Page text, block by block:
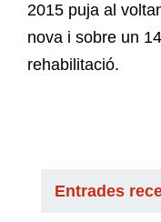
2015 puja al
nova i sobre un
rehabilitació.
Entrades